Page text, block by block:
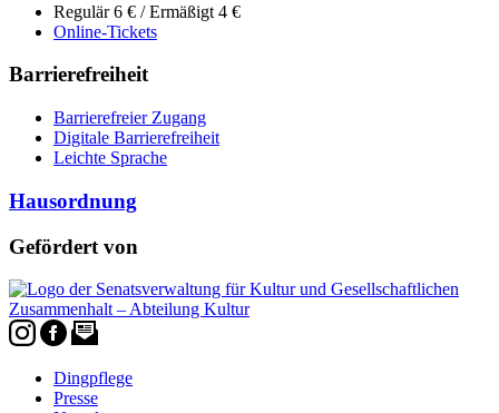
Regulär 6 € / Ermäßigt 4 €
Online-Tickets
Barrierefreiheit
Barrierefreier Zugang
Digitale Barrierefreiheit
Leichte Sprache
Hausordnung
Gefördert von
Dingpflege
Presse